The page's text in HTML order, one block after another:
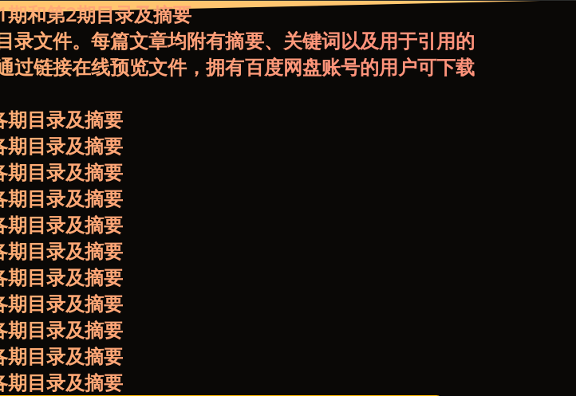
和第2期目录及摘要
文件。每篇文章均附有摘要、关键词以及用于引用的
链接在线预览文件，拥有百度网盘账号的用户可下载
期目录及摘要
期目录及摘要
期目录及摘要
期目录及摘要
期目录及摘要
期目录及摘要
期目录及摘要
期目录及摘要
期目录及摘要
期目录及摘要
期目录及摘要